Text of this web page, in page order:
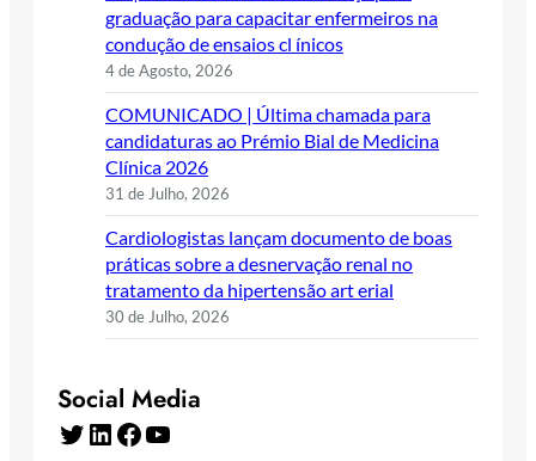
graduação para capacitar enfermeiros na
condução de ensaios cl ínicos
4 de Agosto, 2026
COMUNICADO | Última chamada para
candidaturas ao Prémio Bial de Medicina
Clínica 2026
31 de Julho, 2026
Cardiologistas lançam documento de boas
práticas sobre a desnervação renal no
tratamento da hipertensão art erial
30 de Julho, 2026
Social Media
Twitter LinkedIn Facebook YouTube